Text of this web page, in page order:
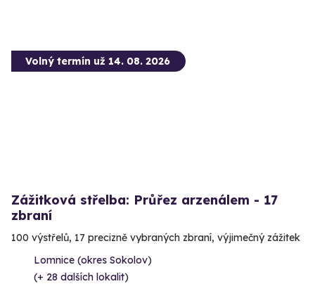
Volný termín už 14. 08. 2026
Zážitková střelba: Průřez arzenálem - 17
zbraní
100 výstřelů, 17 precizně vybraných zbraní, výjimečný zážitek
Lomnice (okres Sokolov)
(+ 28 dalších lokalit)